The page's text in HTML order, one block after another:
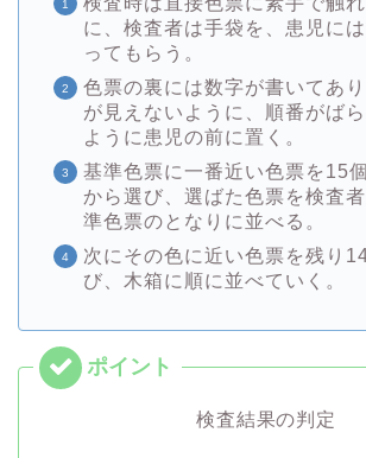
に、検査者は手袋を、患児に
ってもらう。
色票の裏には数字が書いてあ
が見えないように、順番がば
ように患児の前に置く。
基準色票に一番近い色票を15
から選び、選ばた色票を検査
準色票のとなりに並べる。
次にその色に近い色票を残り
び、木箱に順に並べていく。
検査結果の判定